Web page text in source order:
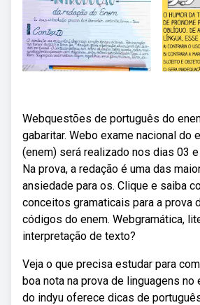
Webquestões de português do
gabaritar. Webo exame nacional do
(enem) será realizado nos dias 03
Na prova, a redação é uma das
ansiedade para os. Clique e saiba
conceitos gramaticais para a prova
códigos do enem. Webgramática,
interpretação de texto?
Veja o que precisa estudar para
boa nota na prova de linguagens
do indyu oferece dicas de